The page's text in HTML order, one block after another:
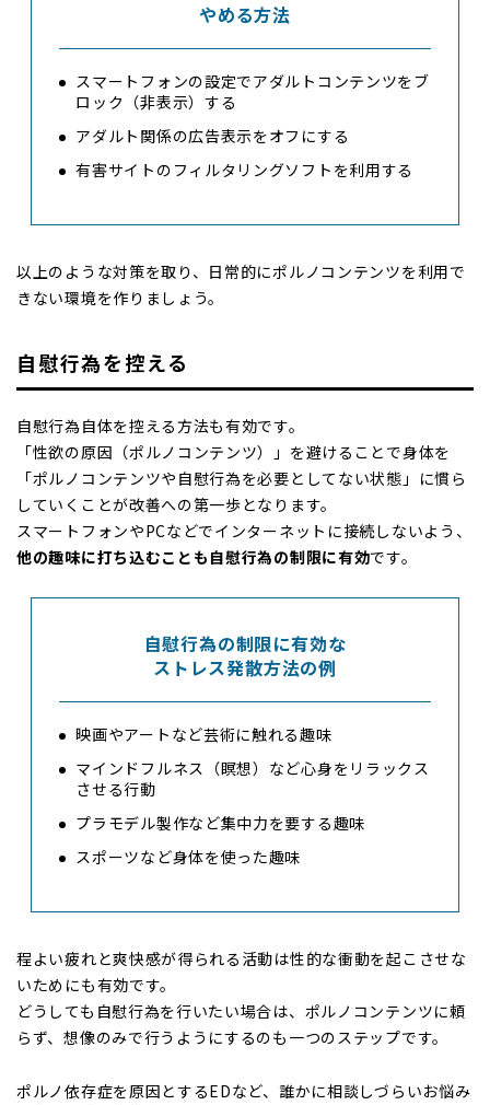
やめる方法
スマートフォンの設定でアダルトコンテンツをブ
ロック（非表示）する
アダルト関係の広告表示をオフにする
有害サイトのフィルタリングソフトを利用する
以上のような対策を取り、日常的にポルノコンテンツを利用で
きない環境を作りましょう。
自慰行為を控える
自慰行為自体を控える方法も有効です。
「性欲の原因（ポルノコンテンツ）」を避けることで身体を
「ポルノコンテンツや自慰行為を必要としてない状態」に慣ら
していくことが改善への第一歩となります。
スマートフォンやPCなどでインターネットに接続しないよう、
他の趣味に打ち込むことも自慰行為の制限に有効です。
自慰行為の制限に有効な
ストレス発散方法の例
映画やアートなど芸術に触れる趣味
マインドフルネス（瞑想）など心身をリラックス
させる行動
プラモデル製作など集中力を要する趣味
スポーツなど身体を使った趣味
程よい疲れと爽快感が得られる活動は性的な衝動を起こさせな
いためにも有効です。
どうしても自慰行為を行いたい場合は、ポルノコンテンツに頼
らず、想像のみで行うようにするのも一つのステップです。
ポルノ依存症を原因とするEDなど、誰かに相談しづらいお悩み